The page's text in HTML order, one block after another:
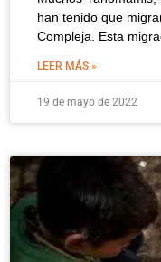
han tenido que
Compleja. Esta
LEER MÁS »
19 de mayo de 2022